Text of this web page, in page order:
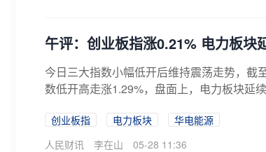
午评：创业板指涨0.21% 电力板块
今日三大指数小幅低开后维持震荡走势，截
数低开高走涨1.29%，盘面上，电力板块延
创业板指 电力板块
华电能源
人民财讯
李在山 05-28 11:36